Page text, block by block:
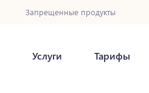
Запрещенные продукты
Услуги Тарифы